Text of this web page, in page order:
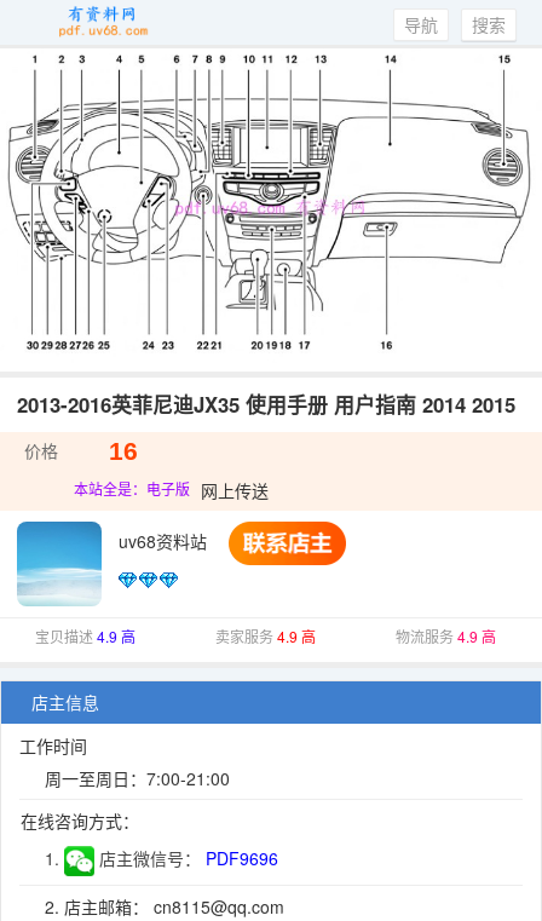
搜索
导航
2013-2016英菲尼迪JX35 使用手册 用户指南 2014 2015
价格 16
本站全是：电子版 网上传送
uv68资料站
宝贝描述 4.9 高 卖家服务4.9 高 物流服务4.9 高
店主信息
工作时间
周一至周日：7:00-21:00
在线咨询方式：
1.
店主微信号：
PDF9696
2. 店主邮箱： cn8115@qq.com